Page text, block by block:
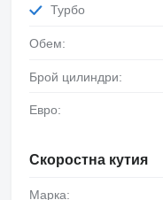
Турбо
Обем:
Брой цилиндри:
Евро:
Скоростна кутия
Марка: